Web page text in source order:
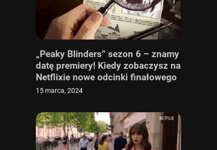
„Peaky Blinders” sezon 6 – znamy
datę premiery! Kiedy zobaczysz na
Netflixie nowe odcinki finałowego
sezonu serialu?
15 marca, 2024